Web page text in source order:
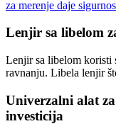
za merenje daje
Lenjir sa libelom
Lenjir sa libelom koristi
ravnanju. Libela lenjir
Univerzalni alat
investicija